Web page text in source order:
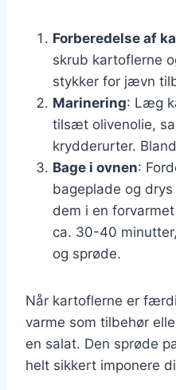
Forberedelse af
skrub kartoflerne
stykker for jævn
Marinering: Læg
tilsæt olivenolie,
krydderurter.
Bage i ovnen:
bageplade og
dem i en
ca. 30-40
og sprøde.
Når kartoflerne er
varme som tilbehør
en salat. Den sprøde
helt sikkert imponere